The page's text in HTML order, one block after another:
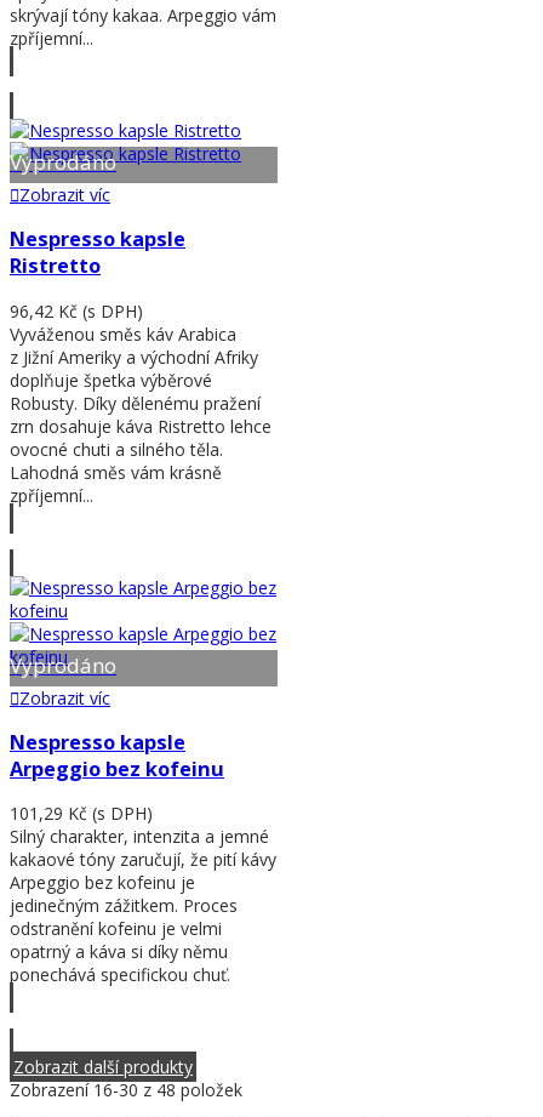
skrývají tóny kakaa. Arpeggio vám
zpříjemní...
Vyprodáno
Zobrazit víc
Nespresso kapsle
Ristretto
96,42 Kč (s DPH)
Vyváženou směs káv Arabica
z Jižní Ameriky a východní Afriky
doplňuje špetka výběrové
Robusty. Díky dělenému pražení
zrn dosahuje káva Ristretto lehce
ovocné chuti a silného těla.
Lahodná směs vám krásně
zpříjemní...
Vyprodáno
Zobrazit víc
Nespresso kapsle
Arpeggio bez kofeinu
101,29 Kč (s DPH)
Silný charakter, intenzita a jemné
kakaové tóny zaručují, že pití kávy
Arpeggio bez kofeinu je
jedinečným zážitkem. Proces
odstranění kofeinu je velmi
opatrný a káva si díky němu
ponechává specifickou chuť.
Zobrazit další produkty
Zobrazení 16-30 z 48 položek